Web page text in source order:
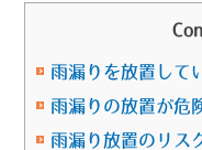
雨漏りを放置して
雨漏りの放置が危
雨漏り放置のリス